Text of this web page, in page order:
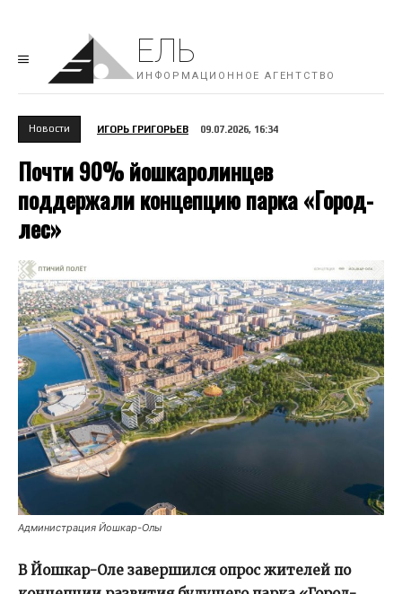
ЕЛЬ
ИНФОРМАЦИОННОЕ АГЕНТСТВО
Новости ИГОРЬ ГРИГОРЬЕВ 09.07.2026, 16:34
Почти 90% йошкаролинцев
поддержали концепцию парка «Город-
лес»
Администрация Йошкар-Олы
В Йошкар-Оле завершился опрос жителей по